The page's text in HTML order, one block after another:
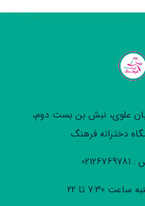
علوی، نبش بن بست دوم،
7:30 تا 22